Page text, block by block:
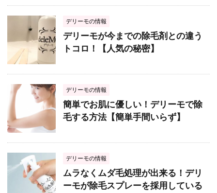
デリーモの情報
デリーモが今までの除毛剤との違う
トコロ！【人気の秘密】
デリーモの情報
簡単でお肌に優しい！デリーモで除
毛する方法【簡単手間いらず】
デリーモの情報
ムラなくムダ毛処理が出来る！デリ
ーモが除毛スプレーを採用している